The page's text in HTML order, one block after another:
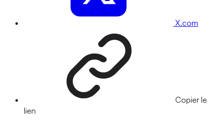
X.com
Copier le
lien